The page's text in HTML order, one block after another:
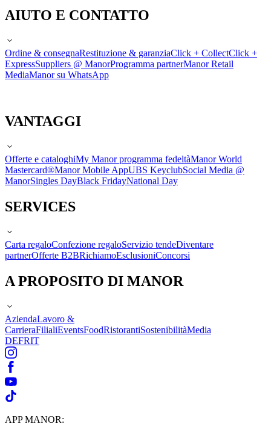
AIUTO E CONTATTO
Ordine & consegnaRestituzione & garanziaClick + CollectClick +
ExpressSuppliers @ ManorProgramma partnerManor Retail
MediaManor su WhatsApp
VANTAGGI
Offerte e cataloghiMy Manor programma fedeltàManor World
Mastercard®Manor Mobile AppUBS KeyclubSocial Media @
ManorSingles DayBlack FridayNational Day
SERVICES
Carta regaloConfezione regaloServizio tendeDiventare
partnerOfferte B2BRichiamoEsclusioniConcorsi
A PROPOSITO DI MANOR
AziendaLavoro &
CarrieraFilialiEventsFoodRistorantiSostenibilitàMedia
DEFRIT
APP MANOR: